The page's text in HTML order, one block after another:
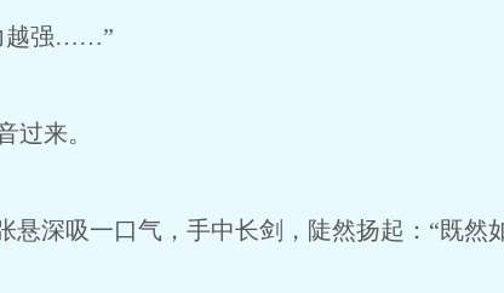
越强……”
来。
深吸一口气，手中长剑，陡然扬起：“既然